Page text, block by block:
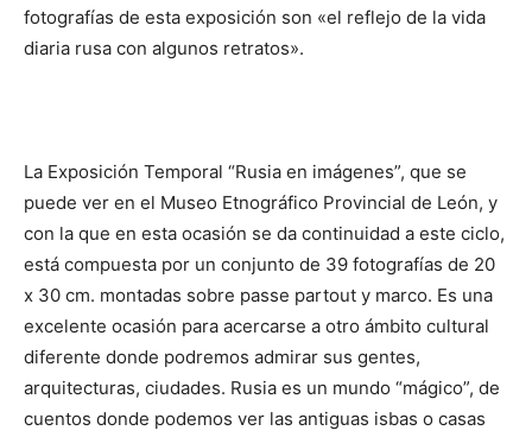
fotografías de esta exposición son «el reflejo de la vida
diaria rusa con algunos retratos».
La Exposición Temporal “Rusia en imágenes”, que se
puede ver en el Museo Etnográfico Provincial de León, y
con la que en esta ocasión se da continuidad a este ciclo,
está compuesta por un conjunto de 39 fotografías de 20
x 30 cm. montadas sobre passe partout y marco. Es una
excelente ocasión para acercarse a otro ámbito cultural
diferente donde podremos admirar sus gentes,
arquitecturas, ciudades. Rusia es un mundo “mágico”, de
cuentos donde podemos ver las antiguas isbas o casas